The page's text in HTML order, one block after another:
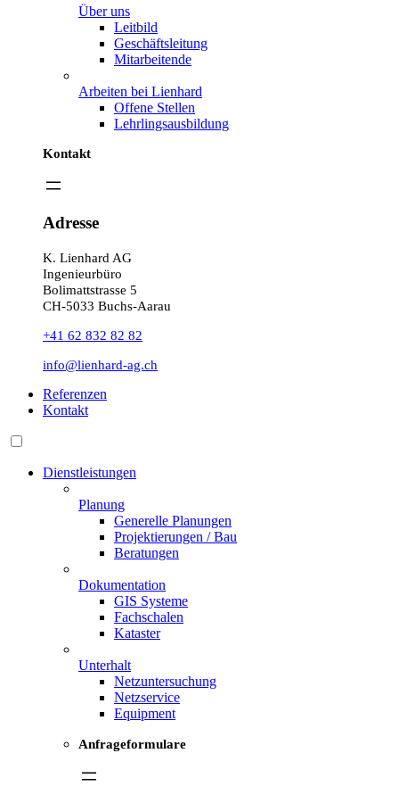
Über uns
Leitbild
Geschäftsleitung
Mitarbeitende
Arbeiten bei Lienhard
Offene Stellen
Lehrlingsausbildung
Kontakt
Adresse
K. Lienhard AG
Ingenieurbüro
Bolimattstrasse 5
CH-5033 Buchs-Aarau
+41 62 832 82 82
info@lienhard-ag.ch
Referenzen
Kontakt
Dienstleistungen
Planung
Generelle Planungen
Projektierungen / Bau
Beratungen
Dokumentation
GIS Systeme
Fachschalen
Kataster
Unterhalt
Netzuntersuchung
Netzservice
Equipment
Anfrageformulare